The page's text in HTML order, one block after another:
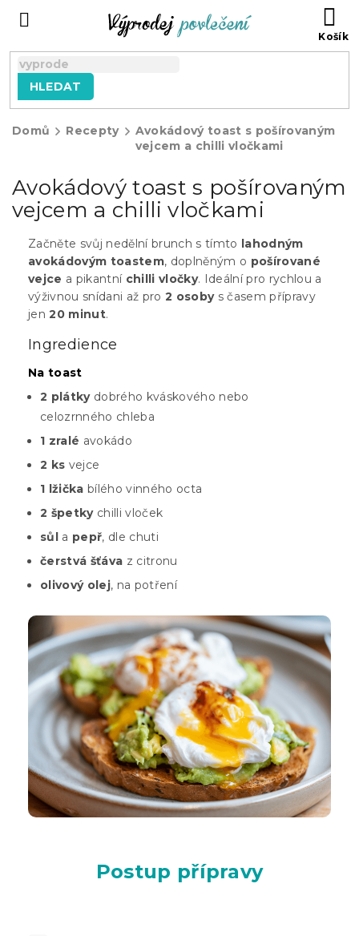
HLEDAT
Domů Recepty
Avokádový toast s pošírovaným
vejcem a chilli vločkami
Avokádový toast s pošírovaným
vejcem a chilli vločkami
Začněte svůj nedělní brunch s tímto lahodným
avokádovým toastem, doplněným o pošírované
vejce a pikantní chilli vločky. Ideální pro rychlou a
výživnou snídani až pro 2 osobys časem přípravy
jen20 minut.
Ingredience
Na toast
2 plátkydobrého kváskového nebo
celozrnného chleba
1 zralé avokádo
2 ks vejce
1 lžička bílého vinného octa
2 špetkychilli vloček
sůl a pepř, dle chuti
čerstvá šťáva z citronu
olivový olej, na potření
Postup přípravy